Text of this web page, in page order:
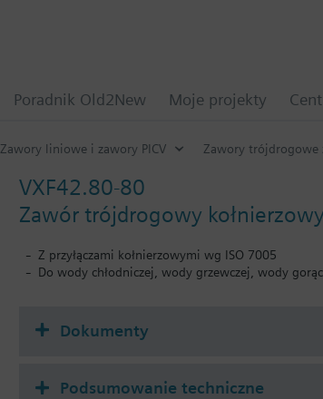
Poradnik Old2New Moje projekty
Zawory liniowe i zawory PICV Zawory trójdrogowe
VXF42.80-80
Zawór trójdrogowy
Z przyłączami kołnierzowymi wg ISO 7005
Do wody chłodniczej, wody grzewczej, wody
Dokumenty
Podsumowanie techniczne